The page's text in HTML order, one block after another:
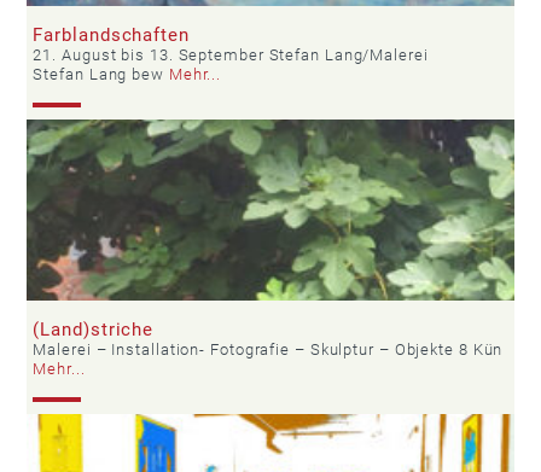
Farblandschaften
21. August bis 13. September Stefan Lang/Malerei
Stefan Lang bew Mehr...
(Land)striche
Malerei – Installation- Fotografie – Skulptur – Objekte 8 Kün
Mehr...